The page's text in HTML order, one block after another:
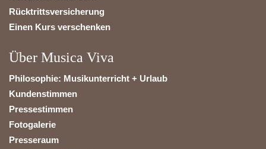
Rücktrittsversicherung
Einen Kurs verschenken
Über Musica Viva
Philosophie: Musikunterricht + Urlaub
Kundenstimmen
Pressestimmen
Fotogalerie
Presseraum